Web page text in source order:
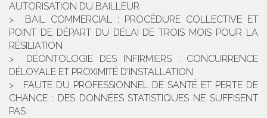
AUTORISATION DU BAILLEUR
BAIL COMMERCIAL : PROCÉDURE COLLECTIVE ET
POINT DE DÉPART DU DÉLAI DE TROIS MOIS POUR LA
RÉSILIATION
DÉONTOLOGIE DES INFIRMIERS : CONCURRENCE
DÉLOYALE ET PROXIMITÉ D'INSTALLATION
FAUTE DU PROFESSIONNEL DE SANTÉ ET PERTE DE
CHANCE : DES DONNÉES STATISTIQUES NE SUFFISENT
PAS